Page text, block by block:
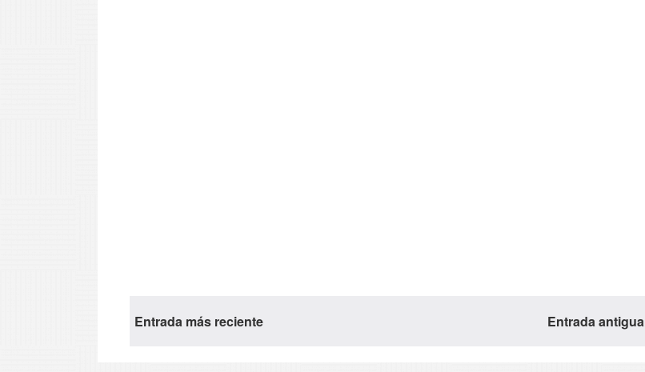
Entrada más reciente Entrada antigua